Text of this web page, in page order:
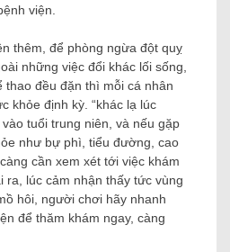
viện.
thêm, để phòng ngừa đột quỵ
những việc đổi khác lối sống,
thao đều đặn thì mỗi cá nhân
khỏe định kỳ. “khác lạ lúc
tuổi trung niên, và nếu gặp
như bự phì, tiểu đường, cao
cần xem xét tới việc khám
ra, lúc cảm nhận thấy tức vùng
hôi, người chơi hãy nhanh
để thăm khám ngay, càng